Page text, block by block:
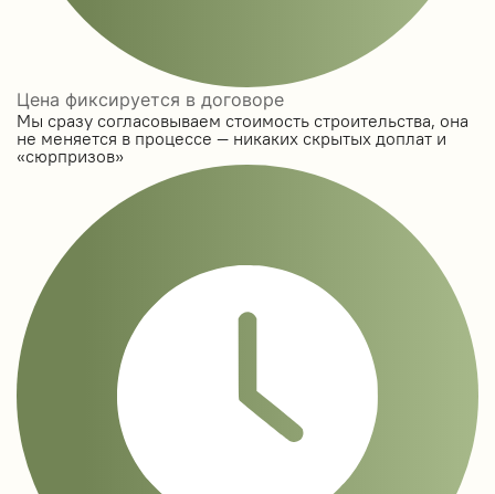
Цена фиксируется в договоре
Мы сразу согласовываем стоимость строительства, она
не меняется в процессе — никаких скрытых доплат и
«сюрпризов»